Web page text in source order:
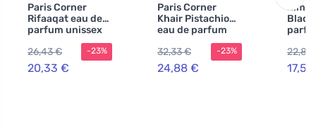
Paris Corner
Rifaaqat eau de
parfum unissex
26,43 €
20,33 €
-23%
Paris Corner
Khair Pistachio
eau de parfum
unissex 100 ml
32,33 €
24,88 €
-23%
Black
22,80